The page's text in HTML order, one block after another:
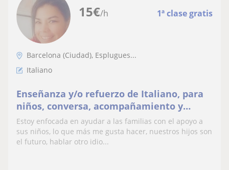
15€/h 1ª clase gratis
Barcelona (Ciudad), Esplugues...
Italiano
Enseñanza y/o refuerzo de Italiano, para
niños, conversa, acompañamiento y
nuevos conocimientos s en italiano!
Estoy enfocada en ayudar a las familias con el apoyo a
sus niños, lo que más me gusta hacer, nuestros hijos son
el futuro, hablar otro idio...